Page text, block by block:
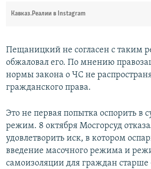
Кавказ.Реалии в Instagram
Пещаницкий не согласен с таким
обжаловал его. По мнению
нормы закона о ЧС не
гражданского права.
Это не первая попытка оспорить в
режим. 8 октября Мосгорсуд
удовлетворить иск, в котором
введение масочного режима и
самоизоляции для граждан старше